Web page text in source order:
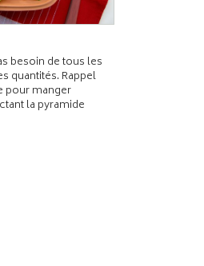
besoin de tous les
quantités. Rappel
pour manger
la pyramide